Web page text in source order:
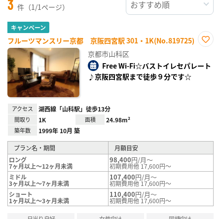
3 件（1/1ページ）
キャンペーン
フルーツマンスリー京都 京阪四宮駅 301・1K(No.819725)
り登
京都市山科区
Free Wi-Fi☆バストイレセパレート
♪京阪四宮駅まで徒歩９分です☆
アクセス 湖西線「山科駅」徒歩13分
間取り 1K 面積 24.98m²
築年数 1999年 10月 築
プラン名・期間
月額目安
ロング
7ヶ月以上～12ヶ月未満
98,400円/月～
初期費用他 17,600円～
ミドル
3ヶ月以上～7ヶ月未満
107,400円/月～
初期費用他 17,600円～
ショート
1ヶ月以上～3ヶ月未満
110,400円/月～
初期費用他 17,600円～